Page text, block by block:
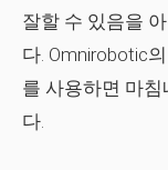
잘할 수 있음을
다. Omnirobotic
를 사용하면 마
다.